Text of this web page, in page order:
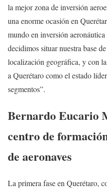
la mejor zona de inversión
una enorme ocasión en
mundo en inversión
decidimos situar nuestra base
localización geográfica, y con
a Querétaro como el estado
segmentos”.
Bernardo Eucario
centro de
de aeronaves
La primera fase en Querétaro,